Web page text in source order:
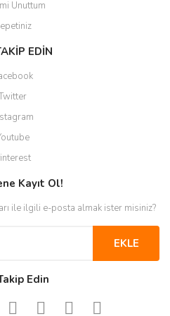
Unuttum
EDİN
Kayıt Ol!
ile ilgili e-posta almak ister misiniz?
EKLE
Edin